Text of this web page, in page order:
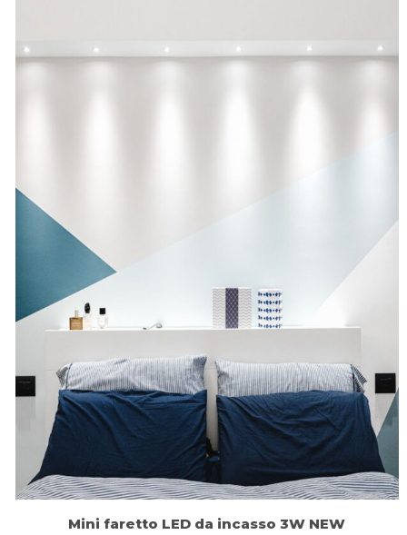
Mini faretto LED da incasso 3W NEW